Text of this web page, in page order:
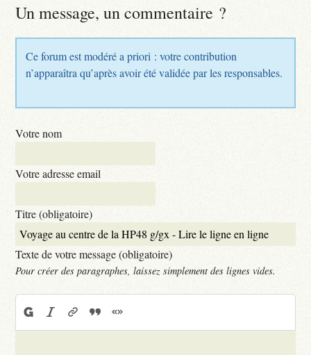
Un message, un commentaire ?
Ce forum est modéré a priori : votre contribution
n’apparaîtra qu’après avoir été validée par les responsables.
Votre nom
Votre adresse email
Titre (obligatoire)
Texte de votre message (obligatoire)
Pour créer des paragraphes, laissez simplement des lignes vides.